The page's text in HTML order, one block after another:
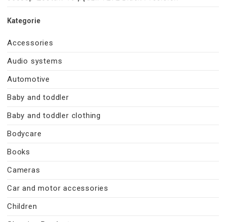
Kategorie
Accessories
Audio systems
Automotive
Baby and toddler
Baby and toddler clothing
Bodycare
Books
Cameras
Car and motor accessories
Children